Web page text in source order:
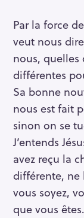
Par la force
veut nous
nous, quelles
différentes
Sa bonne
nous est fait
sinon on se
J’entends
avez reçu la
différente, ne
vous soyez,
que vous êtes.